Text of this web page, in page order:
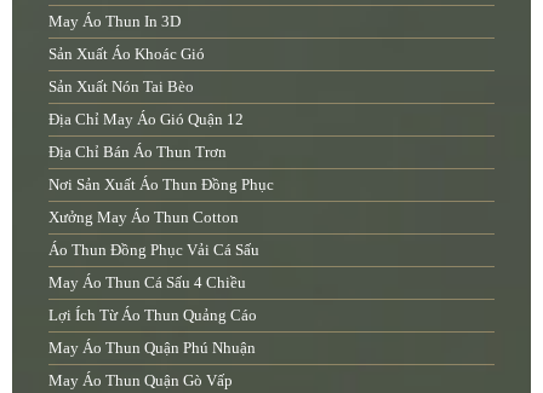
May Áo Thun In 3D
Sản Xuất Áo Khoác Gió
Sản Xuất Nón Tai Bèo
Địa Chỉ May Áo Gió Quận 12
Địa Chỉ Bán Áo Thun Trơn
Nơi Sản Xuất Áo Thun Đồng Phục
Xưởng May Áo Thun Cotton
Áo Thun Đồng Phục Vải Cá Sấu
May Áo Thun Cá Sấu 4 Chiều
Lợi Ích Từ Áo Thun Quảng Cáo
May Áo Thun Quận Phú Nhuận
May Áo Thun Quận Gò Vấp